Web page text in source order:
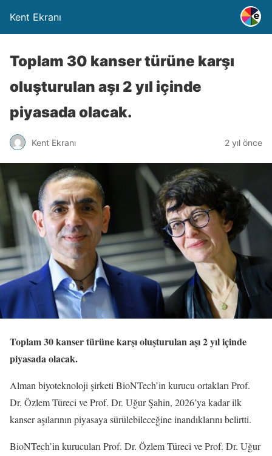
Kent Ekranı
Toplam 30 kanser türüne karşı
oluşturulan aşı 2 yıl içinde
piyasada olacak.
Kent Ekranı 2 yıl önce
Toplam 30 kanser türüne karşı oluşturulan aşı 2 yıl içinde
piyasada olacak.
Alman biyoteknoloji şirketi BioNTech’in kurucu ortakları Prof.
Dr. Özlem Türeci ve Prof. Dr. Uğur Şahin, 2026’ya kadar ilk
kanser aşılarının piyasaya sürülebileceğine inandıklarını belirtti.
BioNTech’in kurucuları Prof. Dr. Özlem Türeci ve Prof. Dr. Uğur